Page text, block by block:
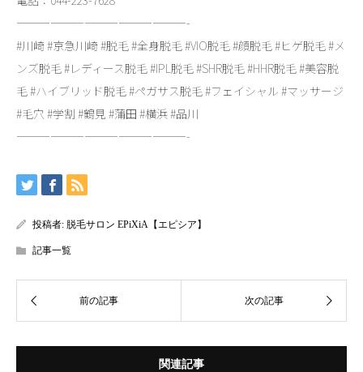
———————————————-
#川崎 #京急川崎 #脱毛 #全身脱毛 #VIO脱毛 #顔脱毛 #ヒゲ脱毛 #メ
ンズ脱毛 #レディース脱毛 #IPL脱毛 #SHR脱毛 #HHR脱毛 #美容脱
毛 #ハイブリッド脱毛 #ペガサス脱毛 #フェイシャル #マッサージ
#毛穴 #学割 #鶴見 #蒲田 #横浜 #品川
———————————————-
投稿者: 脱毛サロン EPiXiA【エピシア】
記事一覧
関連記事